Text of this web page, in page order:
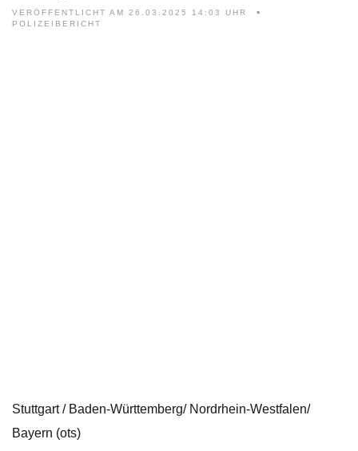
VERÖFFENTLICHT AM 26.03.2025 14:03 UHR
POLIZEIBERICHT
Stuttgart / Baden-Württemberg/ Nordrhein-Westfalen/
Bayern (ots)